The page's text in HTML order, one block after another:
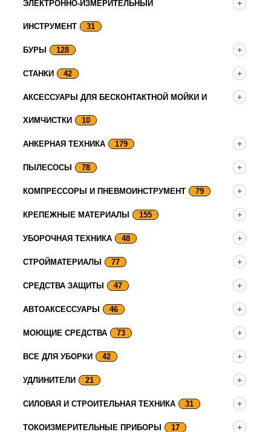
ЭЛЕКТРОННО-ИЗМЕРИТЕЛЬНЫЙ
ИНСТРУМЕНТ 31
БУРЫ 128
СТАНКИ 42
АКСЕССУАРЫ ДЛЯ БЕСКОНТАКТНОЙ МОЙКИ И
ХИМЧИСТКИ 10
АНКЕРНАЯ ТЕХНИКА 179
ПЫЛЕСОСЫ 78
КОМПРЕССОРЫ И ПНЕВМОИНСТРУМЕНТ 79
КРЕПЕЖНЫЕ МАТЕРИАЛЫ 155
УБОРОЧНАЯ ТЕХНИКА 48
СТРОЙМАТЕРИАЛЫ 77
СРЕДСТВА ЗАЩИТЫ 47
АВТОАКСЕССУАРЫ 46
МОЮЩИЕ СРЕДСТВА 73
ВСЕ ДЛЯ УБОРКИ 42
УДЛИНИТЕЛИ 21
СИЛОВАЯ И СТРОИТЕЛЬНАЯ ТЕХНИКА 31
ТОКОИЗМЕРИТЕЛЬНЫЕ ПРИБОРЫ 17